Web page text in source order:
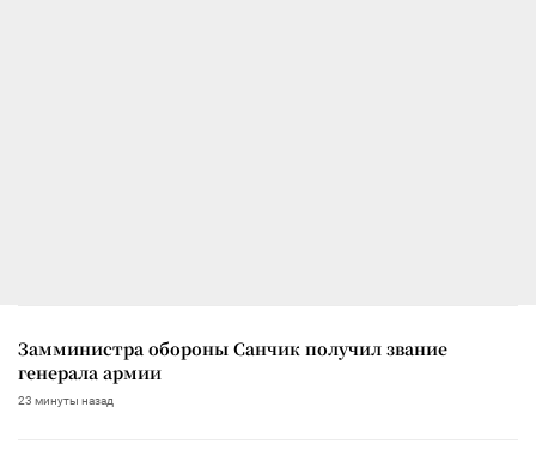
Замминистра обороны Санчик получил звание
генерала армии
23 минуты назад